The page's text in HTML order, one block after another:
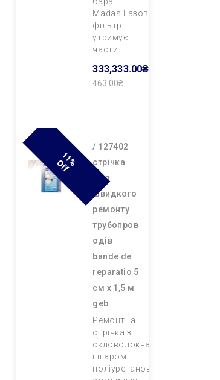
Madas.Газовий
фільтр
утримує
части..
333,333.00₴
463.00₴
1
1
% O
F
F
/ 127402
cтрічка
для
швидкого
ремонту
трубопров
одів
bande de
reparatio 5
см х 1,5 м
geb
Ремонтна
стрічка з
скловолокна
і шаром
поліуретанової